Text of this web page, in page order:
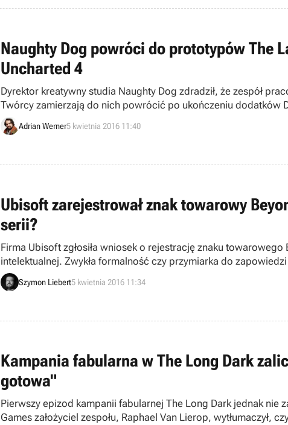
Naughty Dog powróci do prototypów The
Uncharted 4
Dyrektor kreatywny studia Naughty Dog zdradził, że zespół
Twórcy zamierzają do nich powrócić po ukończeniu dodatków
Adrian Werner5 kwietnia 2016 11:40
Ubisoft zarejestrował znak towarowy
serii?
Firma Ubisoft zgłosiła wniosek o rejestrację znaku
intelektualnej. Zwykła formalność czy przymiarka do
wydawca nie porzucił marki.
Szymon Liebert5 kwietnia 2016 11:34
Kampania fabularna w The Long Dark
gotowa"
Pierwszy epizod kampanii fabularnej The Long Dark jednak
Games założyciel zespołu, Raphael Van Lierop, wytłumaczył,